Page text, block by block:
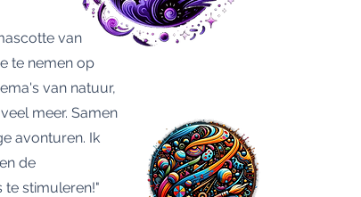
van
te nemen op
van natuur,
meer. Samen
avonturen. Ik
de
te stimuleren!"